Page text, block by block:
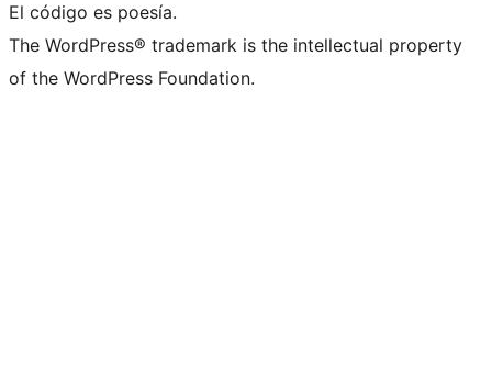
El código es poesía.
The WordPress® trademark is the intellectual property
of the WordPress Foundation.